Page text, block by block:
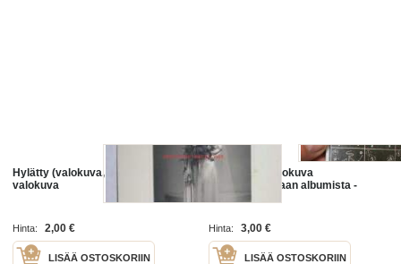
Hylätty (valokuva, ei morsian) -
valokuva
Hinta: 2,00 €
LISÄÄ OSTOSKORIIN
Hupikortti / valokuva
saksalaissotilaan albumista -
Hinta: 3,00 €
LISÄÄ OSTOSKORIIN